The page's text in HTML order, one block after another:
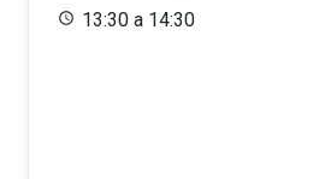
13:30 a 14:30